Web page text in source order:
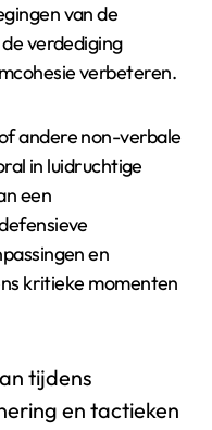
van de
verdediging
verbeteren.
andere non-verbale
in luidruchtige
een
en
kritieke momenten
tijdens
en tactieken